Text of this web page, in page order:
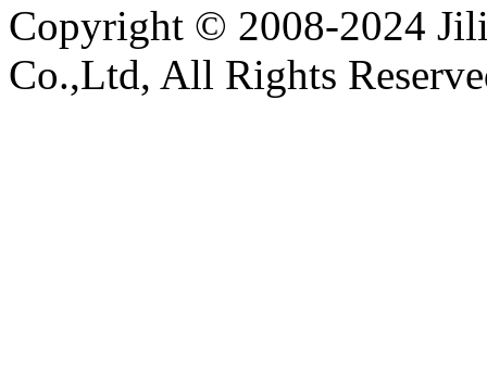
Copyright © 2008-2024
Co.,Ltd, All Rights